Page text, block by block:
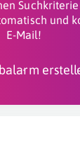
und
E-Mail!